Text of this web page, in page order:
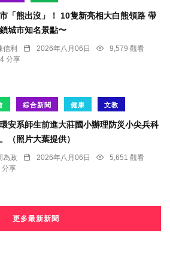
「熊出沒」！ 10隻新亮相大白熊領路 帶
城市知名景點〜
信利 2026年八月06日
9,579 觀看
分享
綜合新聞 健康 文教
安系師生前進大莊國小辦理防災小尖兵科
（照片大葉提供）
為政 2026年八月06日
5,651 觀看
分享
更多最新新聞